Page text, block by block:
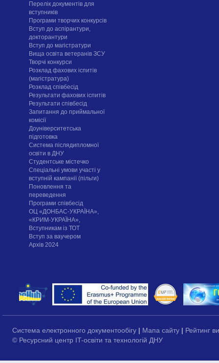
Перелік документів для
вступників
Програми творчих конкурсiв
Вступ до аспірантури,
докторантури
Вступ до магістратури
Вища освіта ветеранів ЗСУ
Творчі конкурси
Розклад фахових іспитів
(магістратура)
Розклад співбесід
Результати фахових іспитів
Результати співбесід
Запитання до приймальної
комісії
Доуніверситетська
підготовка
Система післядипломної
освіти в ДНУ
Cтудентське містечко
Спеціальні умови участі у
вступній кампанії (пільги)
Поновлення та
переведення
Програми співбесід
ОЦ «ДОНБАС-УКРАЇНА»,
«КРИМ-УКРАЇНА»,
Вступникам із ТОТ
Вступ за ваучером
Архів 2024
Система електронного документообігу | Мапа сайту | Рейтинг
© Ресурсний центр IT-освіти та технологій ДНУ